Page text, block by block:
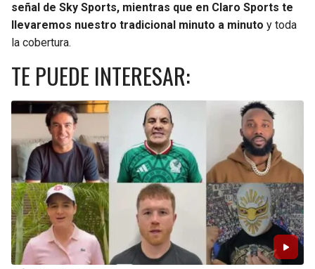
señal de Sky Sports, mientras que en Claro Sports te
llevaremos nuestro tradicional minuto a minuto y toda
la cobertura.
TE PUEDE INTERESAR: